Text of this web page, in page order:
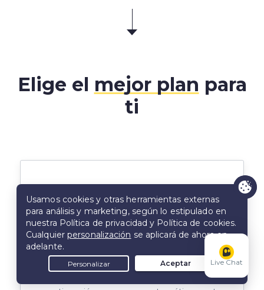
Elige el mejor plan para
ti
2 años
2 años + 2 meses
2.19 /mes Live Chat